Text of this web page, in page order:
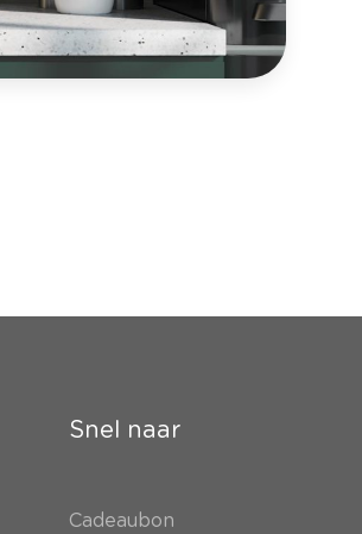
Snel naar
Cadeaubon